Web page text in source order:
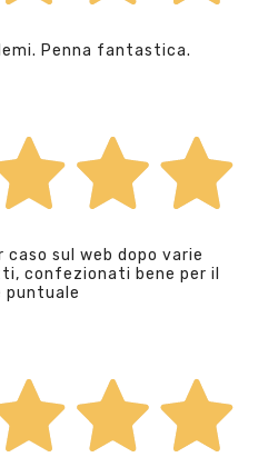
Penna fantastica.
sul web dopo varie
confezionati bene per il
puntuale